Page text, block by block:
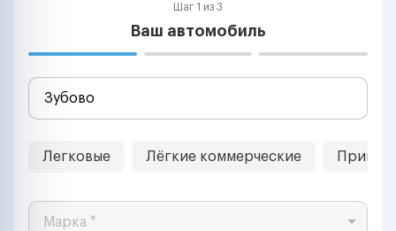
Шаг 1 из 3
Ваш автомобиль
Легковые Лёгкие коммерческие
Марка *